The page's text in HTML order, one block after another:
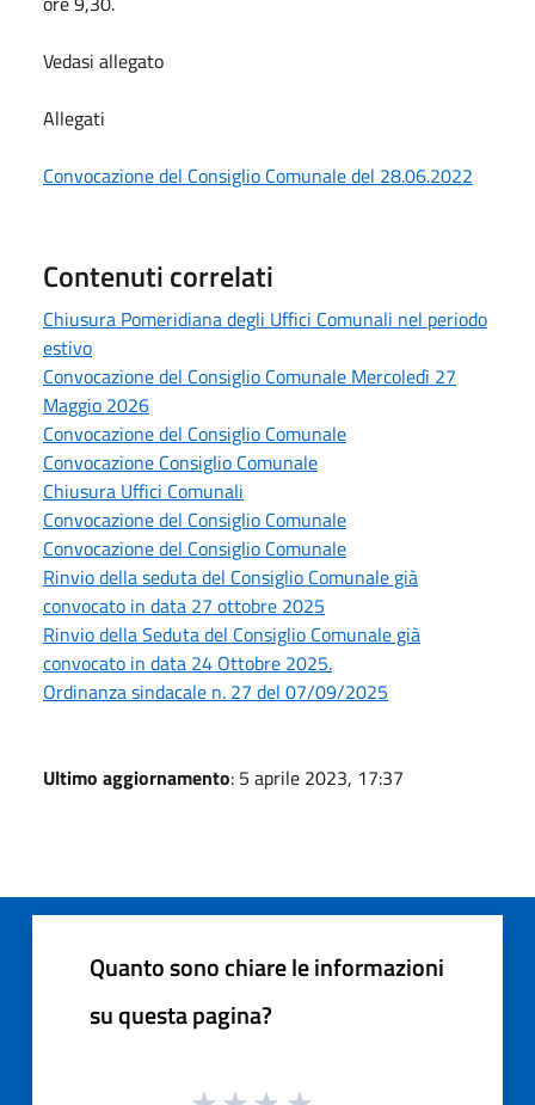
Vedasi allegato
Allegati
Convocazione del Consiglio Comunale del 28.06.2022
Contenuti correlati
Chiusura Pomeridiana degli Uffici Comunali nel periodo
estivo
Convocazione del Consiglio Comunale Mercoledì 27
Maggio 2026
Convocazione del Consiglio Comunale
Convocazione Consiglio Comunale
Chiusura Uffici Comunali
Convocazione del Consiglio Comunale
Convocazione del Consiglio Comunale
Rinvio della seduta del Consiglio Comunale già
convocato in data 27 ottobre 2025
Rinvio della Seduta del Consiglio Comunale già
convocato in data 24 Ottobre 2025.
Ordinanza sindacale n. 27 del 07/09/2025
Ultimo aggiornamento: 5 aprile 2023, 17:37
Quanto sono chiare le informazioni
su questa pagina?